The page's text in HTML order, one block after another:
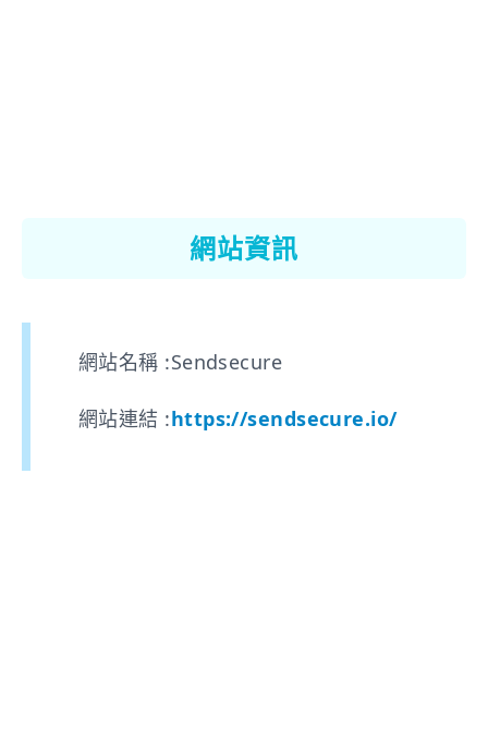
網站資訊
網站名稱 :Sendsecure
網站連結 :https://sendsecure.io/